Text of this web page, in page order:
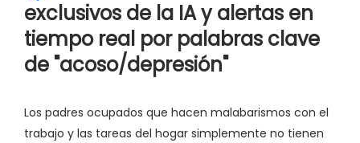
exclusivos de la IA y alertas en
tiempo real por palabras clave
de "acoso/depresión"
Los padres ocupados que hacen malabarismos con el
trabajo y las tareas del hogar simplemente no tienen